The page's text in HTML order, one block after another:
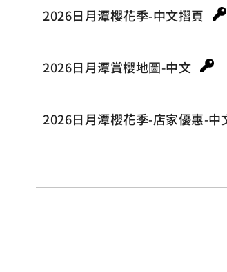
2026日月潭櫻花季-中文摺頁
2026日月潭賞櫻地圖-中文
2026日月潭櫻花季-店家優惠-中